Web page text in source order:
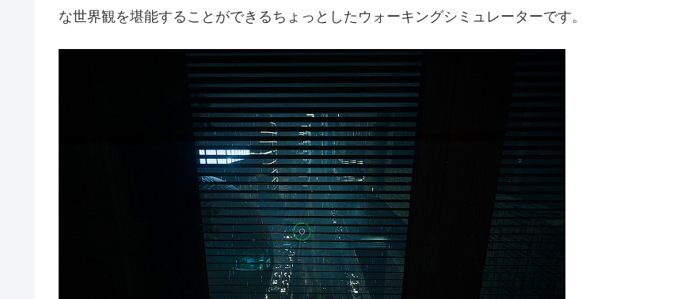
な世界観を堪能することができるちょっとしたウォーキングシミュレーターです。